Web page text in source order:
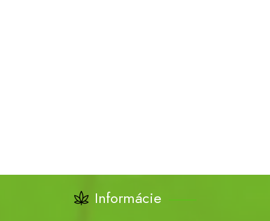
Informácie